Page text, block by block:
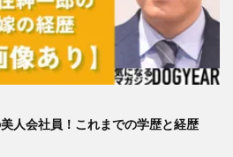
人会社員！これまでの学歴と経歴